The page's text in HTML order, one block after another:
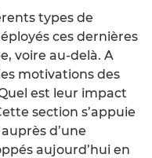
types de
ces dernières
voire au-delà. A
motivations des
est leur impact
section s’appuie
d’une
aujourd’hui en